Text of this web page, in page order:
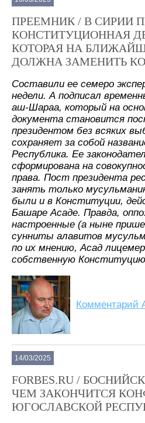
ПРЕЕМНИК / В СИРИИ
КОНСТИТУЦИОННАЯ
КОТОРАЯ НА
ДОЛЖНА ЗАМЕНИТЬ
Составили ее семеро
недели. А подписал
аш-Шараа, который на
документа становится
президентом без всяких
сохраняет за собой
Республика. Ее
сформирована на
права. Пост президента
занять только
были и в Конституции,
Башаре Асаде. Правда,
настроенные (а ныне
сунниты алавитов
по их мнению, Асад
собственную
Комментарий
14/03/2025
FORBES.RU /
ЧЕМ ЗАКОНЧИТСЯ
ЮГОСЛАВСКОЙ